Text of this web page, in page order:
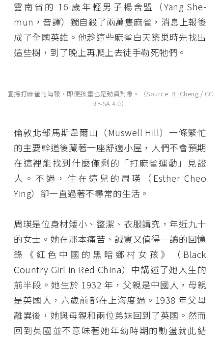
雲南省的 16 歲年輕男子楊舍盟（Yang She-
mun，音譯）獨自殺了兩萬隻麻雀，消息上報後
成了全國英雄。他趁這些麻雀白天築巢時先找出
這些樹，到了晚上再爬上去徒手勒死牠們。
宣揚打麻雀的海報，即便孩童也是動員對象。（Source: Bi Cheng / CC
BY-SA 4.0）
倫敦北部馬斯韋爾山（Muswell Hill）一條繁忙
的主要幹道後藏著一座舒適小屋，人們不會預期
在這裡能找到什麼僅剩的「打麻雀運動」見證
人。不過，住在這兒的周瑛（Esther Cheo
Ying）卻一直過著不尋常的生活。
周瑛是位身材矮小、整潔、衣服講究，年近九十
的女士。她在那本痛苦、誠實又值得一讀的回憶
錄《紅色中國的黑暗鄉村女孩》（Black
Country Girl in Red China）中講述了她人生的
前半段。她生於 1932 年，父親是中國人，母親
是英國人，六歲前都在上海度過。1938 年父母
離異後，她與母親和兩位弟妹回到了英國。然而
回到英國並不意味著她年幼時期的動盪就此結